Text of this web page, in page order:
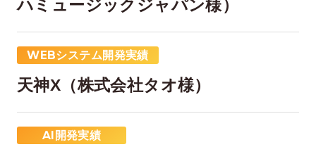
ハミュージックジャパン様）
WEBシステム開発実績
天神X（株式会社タオ様）
AI開発実績